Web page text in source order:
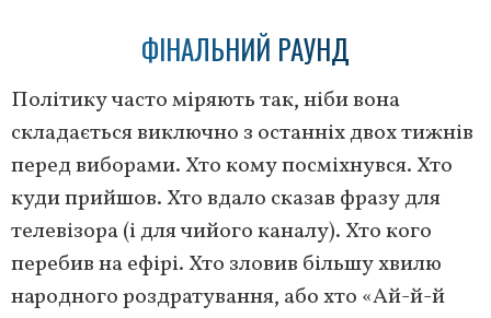
ФІНАЛЬНИЙ РАУНД
Політику часто міряють так, ніби вона
складається виключно з останніх двох тижнів
перед виборами. Хто кому посміхнувся. Хто
куди прийшов. Хто вдало сказав фразу для
телевізора (і для чийого каналу). Хто кого
перебив на ефірі. Хто зловив більшу хвилю
народного роздратування, або хто «Ай-й-й